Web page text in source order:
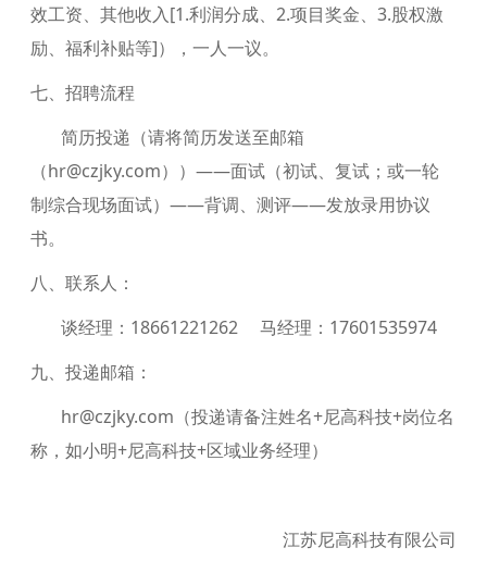
效工资、其他收入[1.利润分成、2.项目奖金、3.股权激
励、福利补贴等]），一人一议。
七、招聘流程
简历投递（请将简历发送至邮箱
（hr@czjky.com））——面试（初试、复试；或一轮
制综合现场面试）——背调、测评——发放录用协议
书。
八、联系人：
谈经理：18661221262 马经理：17601535974
九、投递邮箱：
hr@czjky.com（投递请备注姓名+尼高科技+岗位名
称，如小明+尼高科技+区域业务经理）
江苏尼高科技有限公司